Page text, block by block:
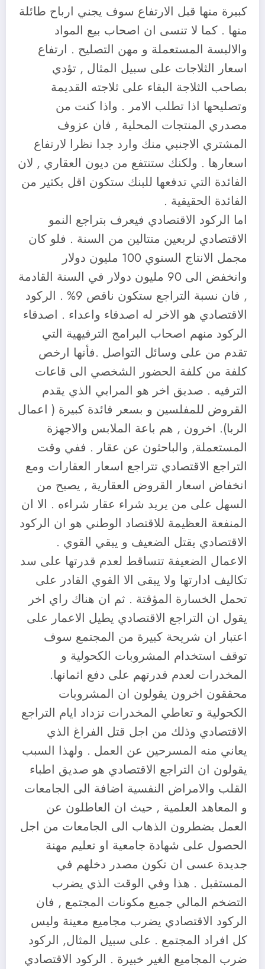
كبيرة منها قبل الارتفاع سوف يجني ارباح طائلة
منها . كما لا تنسى ان اصحاب بيع المواد
والالبسة المستعملة و مهن التصليح . ارتفاع
اسعار الثلاجات على سبيل المثال , تؤدي
بصاحب الثلاجة البقاء على ثلاجته القديمة
وتصليحها اذا تطلب الامر . واذا كنت من
مصدري المنتجات المحلية , فان عزوف
المشتري الاجنبي منك وارد جدا نظرا لارتفاع
اسعارها . ولكنك ستنتفع من ديون العقاري , لان
الفائدة التي تدفعها للبنك ستكون اقل بكثير من
الفائدة الحقيقية .
اما الركود الاقتصادي فيعرف بتراجع النمو
الاقتصادي لربعين متتالين من السنة . فلو كان
مجمل الانتاج السنوي 100 مليون دولار
وانخفض الى 90 مليون دولار في السنة القادمة
, فان نسبة التراجع ستكون ناقص 9% . الركود
الاقتصادي هو الاخر له اصدقاء واعداء . اصدقاء
الركود منهم اصحاب البرامج الترفيهية التي
تقدم من على وسائل التواصل .فأنها ارخص
كلفة من كلفة الحضور الشخصي الى قاعات
الترفيه . صديق اخر هو المرابي الذي يقدم
القروض للمفلسين و بسعر فائدة كبيرة ( اعمال
الربا). اخرون , هم باعة الملابس والاجهزة
المستعملة, والباحثون عن عقار . ففي وقت
التراجع الاقتصادي تتراجع اسعار العقارات ومع
انخفاض اسعار القروض العقارية , يصبح من
السهل على من يريد شراء عقار شراءه . الا ان
المنفعة العظيمة للاقتصاد الوطني هو ان الركود
الاقتصادي يقتل الضعيف و يبقي القوي .
الاعمال الضعيفة تتساقط لعدم قدرتها على سد
تكاليف ادارتها ولا يبقى الا القوي القادر على
تحمل الخسارة المؤقتة . ثم ان هناك راي اخر
يقول ان التراجع الاقتصادي يطيل الاعمار على
اعتبار ان شريحة كبيرة من المجتمع سوف
توقف استخدام المشروبات الكحولية و
المخدرات لعدم قدرتهم على دفع اثمانها.
محققون اخرون يقولون ان المشروبات
الكحولية و تعاطي المخدرات تزداد ايام التراجع
الاقتصادي وذلك من اجل قتل الفراغ الذي
يعاني منه المسرحين عن العمل . ولهذا السبب
يقولون ان التراجع الاقتصادي هو صديق اطباء
القلب والامراض النفسية اضافة الى الجامعات
و المعاهد العلمية , حيث ان العاطلون عن
العمل يضطرون الذهاب الى الجامعات من اجل
الحصول على شهادة جامعية او تعليم مهنة
جديدة عسى ان تكون مصدر دخلهم في
المستقبل . هذا وفي الوقت الذي يضرب
التضخم المالي جميع مكونات المجتمع , فان
الركود الاقتصادي يضرب مجاميع معينة وليس
كل افراد المجتمع . على سبيل المثال, الركود
ضرب المجاميع الغير خبيرة . الركود الاقتصادي